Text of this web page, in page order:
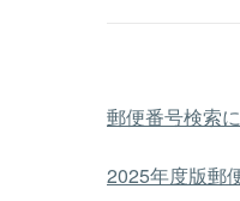
郵便番号検索
2025年度版郵